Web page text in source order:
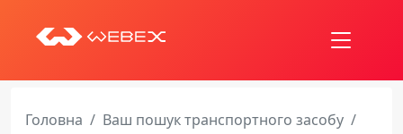
Головна Ваш пошук транспортного засобу